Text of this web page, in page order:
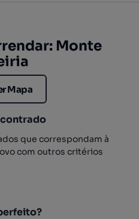
Monte
Mapa
que correspondam à
com outros critérios